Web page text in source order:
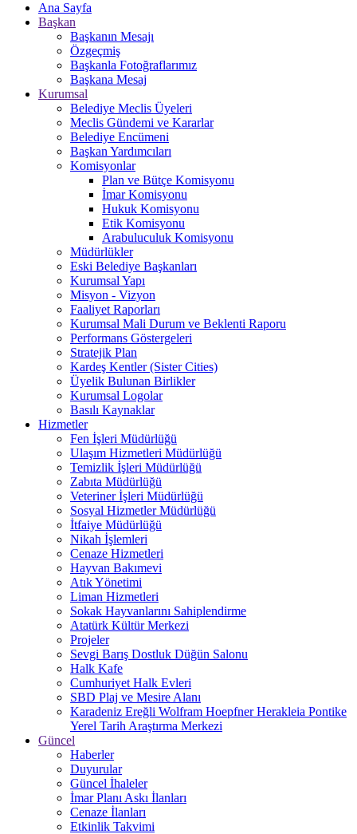
Ana Sayfa
Başkan
Başkanın Mesajı
Özgeçmiş
Başkanla Fotoğraflarımız
Başkana Mesaj
Kurumsal
Belediye Meclis Üyeleri
Meclis Gündemi ve Kararlar
Belediye Encümeni
Başkan Yardımcıları
Komisyonlar
Plan ve Bütçe Komisyonu
İmar Komisyonu
Hukuk Komisyonu
Etik Komisyonu
Arabuluculuk Komisyonu
Müdürlükler
Eski Belediye Başkanları
Kurumsal Yapı
Misyon - Vizyon
Faaliyet Raporları
Kurumsal Mali Durum ve Beklenti Raporu
Performans Göstergeleri
Stratejik Plan
Kardeş Kentler (Sister Cities)
Üyelik Bulunan Birlikler
Kurumsal Logolar
Basılı Kaynaklar
Hizmetler
Fen İşleri Müdürlüğü
Ulaşım Hizmetleri Müdürlüğü
Temizlik İşleri Müdürlüğü
Zabıta Müdürlüğü
Veteriner İşleri Müdürlüğü
Sosyal Hizmetler Müdürlüğü
İtfaiye Müdürlüğü
Nikah İşlemleri
Cenaze Hizmetleri
Hayvan Bakımevi
Atık Yönetimi
Liman Hizmetleri
Sokak Hayvanlarını Sahiplendirme
Atatürk Kültür Merkezi
Projeler
Sevgi Barış Dostluk Düğün Salonu
Halk Kafe
Cumhuriyet Halk Evleri
SBD Plaj ve Mesire Alanı
Karadeniz Ereğli Wolfram Hoepfner Herakleia Pontike
Yerel Tarih Araştırma Merkezi
Güncel
Haberler
Duyurular
Güncel İhaleler
İmar Planı Askı İlanları
Cenaze İlanları
Etkinlik Takvimi